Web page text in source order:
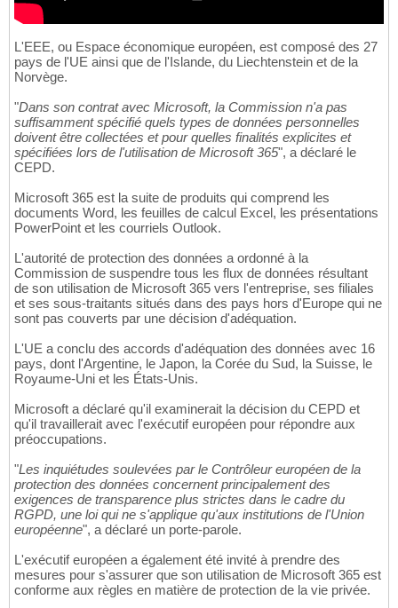
L'EEE, ou Espace économique européen, est composé des 27
pays de l'UE ainsi que de l'Islande, du Liechtenstein et de la
Norvège.
"Dans son contrat avec Microsoft, la Commission n'a pas
suffisamment spécifié quels types de données personnelles
doivent être collectées et pour quelles finalités explicites et
spécifiées lors de l'utilisation de Microsoft 365", a déclaré le
CEPD.
Microsoft 365 est la suite de produits qui comprend les
documents Word, les feuilles de calcul Excel, les présentations
PowerPoint et les courriels Outlook.
L'autorité de protection des données a ordonné à la
Commission de suspendre tous les flux de données résultant
de son utilisation de Microsoft 365 vers l'entreprise, ses filiales
et ses sous-traitants situés dans des pays hors d'Europe qui ne
sont pas couverts par une décision d'adéquation.
L'UE a conclu des accords d'adéquation des données avec 16
pays, dont l'Argentine, le Japon, la Corée du Sud, la Suisse, le
Royaume-Uni et les États-Unis.
Microsoft a déclaré qu'il examinerait la décision du CEPD et
qu'il travaillerait avec l'exécutif européen pour répondre aux
préoccupations.
"Les inquiétudes soulevées par le Contrôleur européen de la
protection des données concernent principalement des
exigences de transparence plus strictes dans le cadre du
RGPD, une loi qui ne s'applique qu'aux institutions de l'Union
européenne", a déclaré un porte-parole.
L'exécutif européen a également été invité à prendre des
mesures pour s'assurer que son utilisation de Microsoft 365 est
conforme aux règles en matière de protection de la vie privée.